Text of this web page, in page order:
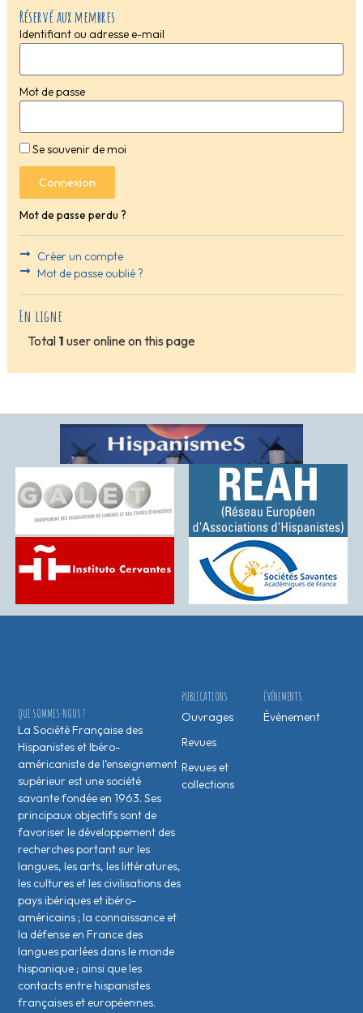
Réservé aux membres
Identifiant ou adresse e-mail
Mot de passe
Se souvenir de moi
Connexion
Mot de passe perdu ?
Créer un compte
Mot de passe oublié ?
En ligne
Total 1 user online on this page
ÉVÉNEMENTS
Évènement
PUBLICATIONS
Ouvrages
Revues
Revues et
collections
QUI SOMMES-NOUS ?
La Société Française des
Hispanistes et Ibéro-
américaniste de l’enseignement
supérieur est une société
savante fondée en 1963. Ses
principaux objectifs sont de
favoriser le développement des
recherches portant sur les
langues, les arts, les littératures,
les cultures et les civilisations des
pays ibériques et ibéro-
américains ; la connaissance et
la défense en France des
langues parlées dans le monde
hispanique ; ainsi que les
contacts entre hispanistes
français·es et européen·nes.